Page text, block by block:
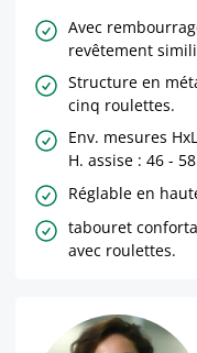
Avec
revêtement
Structure en
cinq roulettes.
Env. mesures
H. assise : 46 -
Réglable en
tabouret
avec roulettes.